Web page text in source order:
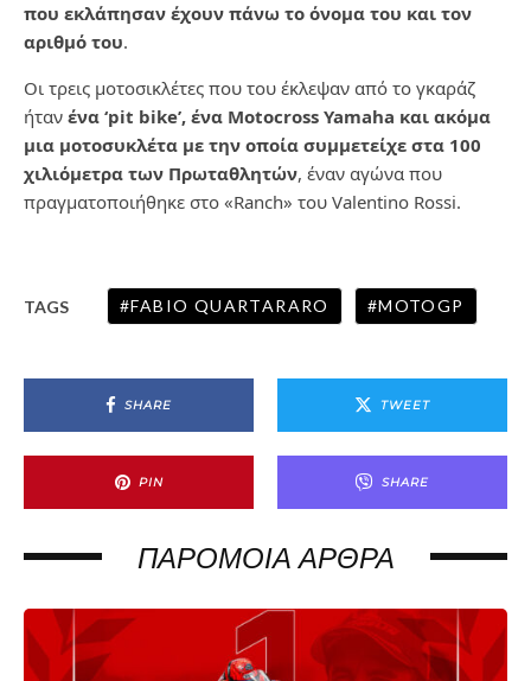
που εκλάπησαν έχουν πάνω το όνομα του και τον
αριθμό του.
Οι τρεις μοτοσικλέτες που του έκλεψαν από το γκαράζ
ήταν ένα ‘pit bike’, ένα Motocross Yamaha και ακόμα
μια μοτοσυκλέτα με την οποία συμμετείχε στα 100
χιλιόμετρα των Πρωταθλητών, έναν αγώνα που
πραγματοποιήθηκε στο «Ranch» του Valentino Rossi.
TAGS FABIO QUARTARARO MOTOGP
SHARE TWEET
PIN SHARE
ΠΑΡΌΜΟΙΑ ΆΡΘΡΑ